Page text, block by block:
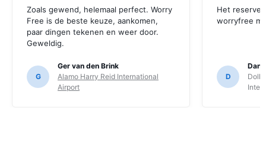
Zoals gewend, helemaal perfect. Worry
Free is de beste keuze, aankomen,
paar dingen tekenen en weer door.
Geweldig.
G
Ger van den Brink
Alamo Harry Reid International
Airport
Het
worryfree
D